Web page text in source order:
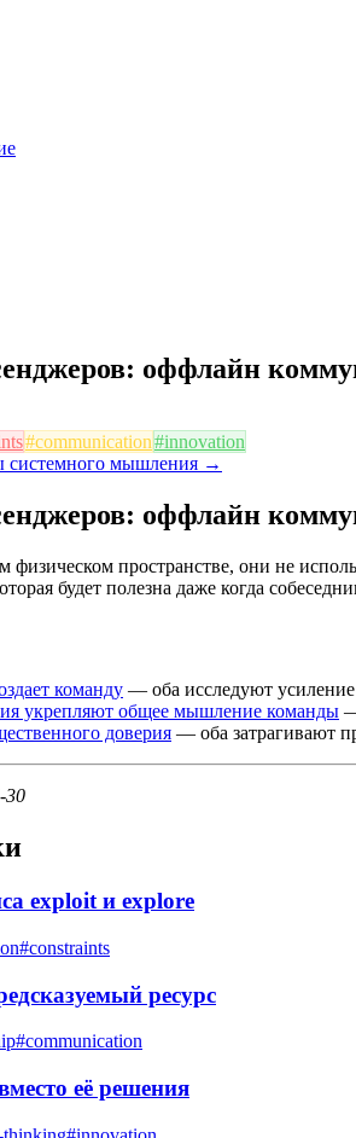
оффлайн
#communication#innovation
системного мышления →
оффлайн
физическом пространстве, они не
будет полезна даже когда
команду — оба исследуют усиление
укрепляют общее мышление команды
доверия — оба затрагивают
30
exploit и explore
#constraints
ресурс
#communication
её решения